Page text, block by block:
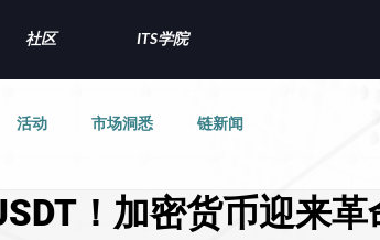
社区 ITS学院
活动 市场洞悉 链新闻
！加密货币迎来革